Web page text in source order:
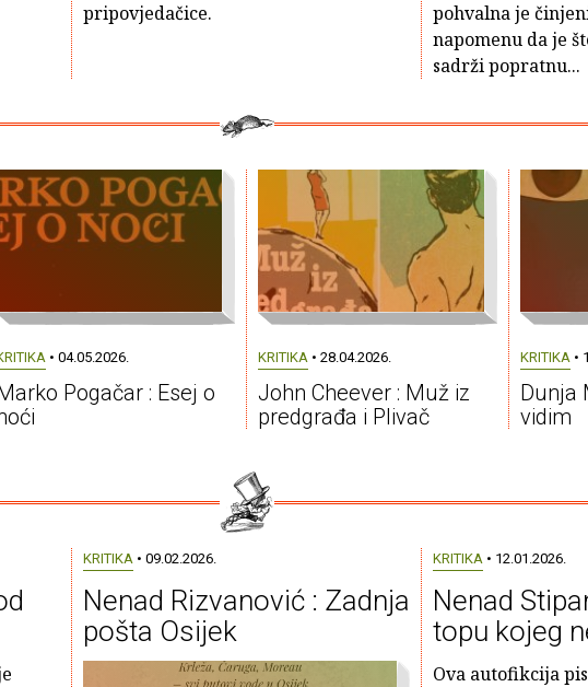
pripovjedačice.
pohvalna je
napomenu da je
sadrži popratnu...
• 04.05.2026.
Pogačar : Esej o
KRITIKA • 28.04.2026.
John Cheever : Muž iz
predgrađa i Plivač
KRITIKA •
Dunja
vidim
KRITIKA• 09.02.2026.
Nenad Rizvanović : Zadnja
pošta Osijek
KRITIKA• 12.01.2026.
Nenad
topu kojeg
Ova autofikcija